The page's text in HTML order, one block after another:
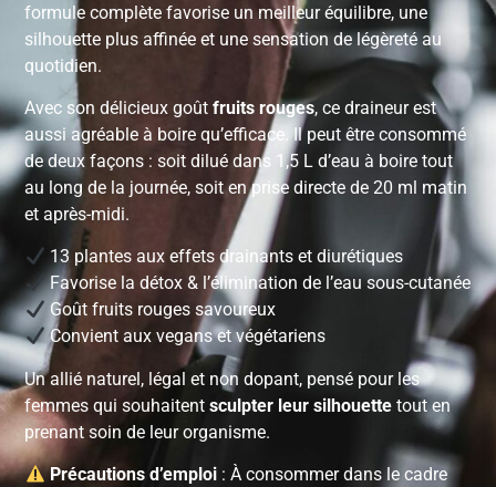
formule complète favorise un meilleur équilibre, une
silhouette plus affinée et une sensation de légèreté au
quotidien.
Avec son délicieux goûtfruits rouges, ce draineur est
aussi agréable à boire qu’efficace. Il peut être consommé
de deux façons : soit dilué dans 1,5 L d’eau à boire tout
au long de la journée, soit en prise directe de 20 ml matin
et après-midi.
13 plantes aux effets drainants et diurétiques
Favorise la détox & l’élimination de l’eau sous-cutanée
Goût fruits rouges savoureux
Convient aux vegans et végétariens
Un allié naturel, légal et non dopant, pensé pour les
femmes qui souhaitentsculpter leur silhouette tout en
prenant soin de leur organisme.
Précautions d’emploi: À consommer dans le cadre